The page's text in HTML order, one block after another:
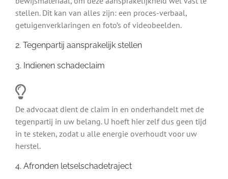
stellen. Dit kan van alles zijn: een proces-verbaal,
getuigenverklaringen en foto’s of videobeelden.
2. Tegenpartij aansprakelijk stellen
3. Indienen schadeclaim
De advocaat dient de claim in en onderhandelt met de
tegenpartij in uw belang. U hoeft hier zelf dus geen tijd
in te steken, zodat u alle energie overhoudt voor uw
herstel.
4. Afronden letselschadetraject